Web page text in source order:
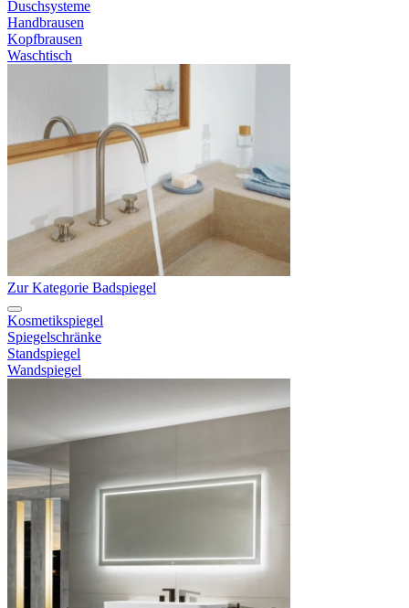
Duschsysteme
Handbrausen
Kopfbrausen
Waschtisch
Zur Kategorie Badspiegel
Kosmetikspiegel
Spiegelschränke
Standspiegel
Wandspiegel